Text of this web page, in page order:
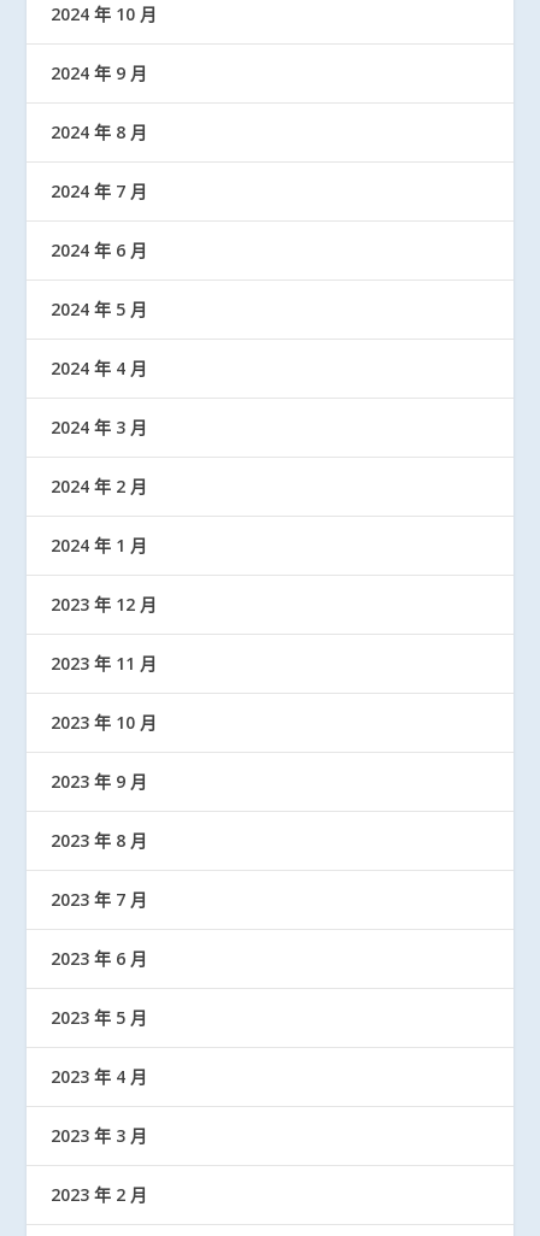
2024 年 10 月
2024 年 9 月
2024 年 8 月
2024 年 7 月
2024 年 6 月
2024 年 5 月
2024 年 4 月
2024 年 3 月
2024 年 2 月
2024 年 1 月
2023 年 12 月
2023 年 11 月
2023 年 10 月
2023 年 9 月
2023 年 8 月
2023 年 7 月
2023 年 6 月
2023 年 5 月
2023 年 4 月
2023 年 3 月
2023 年 2 月